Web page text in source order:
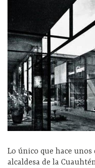
Lo único que hace unos
alcaldesa de la